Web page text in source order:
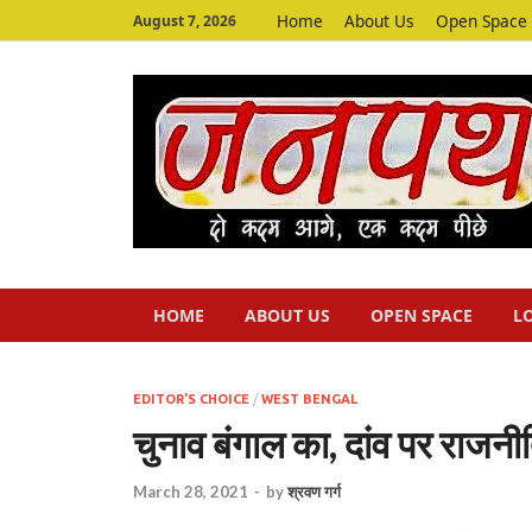
August 7, 2026 Home About Us Open Space
HOME ABOUT US OPEN SPACE
EDITOR'S CHOICE / WEST BENGAL
चुनाव बंगाल का, दांव पर
March 28, 2021 - byश्रवण गर्ग